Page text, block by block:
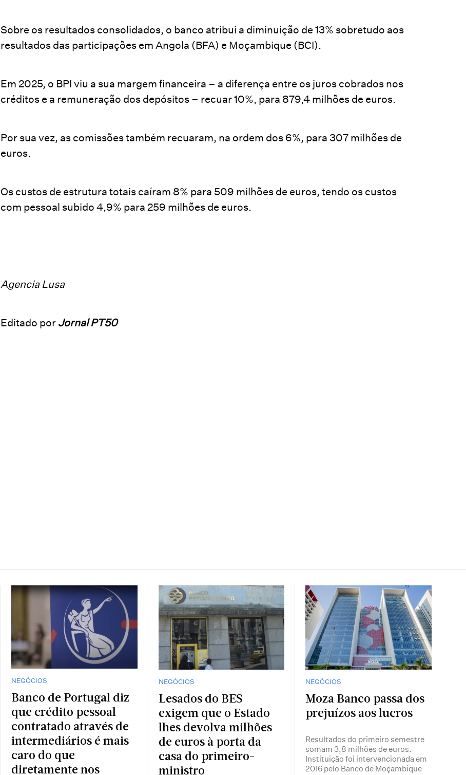
Sobre os resultados consolidados, o banco atribui a diminuição de 13% sobretudo aos
resultados das participações em Angola (BFA) e Moçambique (BCI).
Em 2025, o BPI viu a sua margem financeira – a diferença entre os juros cobrados nos
créditos e a remuneração dos depósitos – recuar 10%, para 879,4 milhões de euros.
Por sua vez, as comissões também recuaram, na ordem dos 6%, para 307 milhões de
euros.
Os custos de estrutura totais caíram 8% para 509 milhões de euros, tendo os custos
com pessoal subido 4,9% para 259 milhões de euros.
Agencia Lusa
Editado por Jornal PT50
NEGÓCIOS
Banco de Portugal diz
que crédito pessoal
contratado através de
intermediários é mais
caro do que
diretamente nos
NEGÓCIOS
Lesados do BES
exigem que o Estado
lhes devolva milhões
de euros à porta da
casa do primeiro-
ministro
NEGÓCIOS
Moza Banco passa dos
prejuízos aos lucros
Resultados do primeiro semestre
somam 3,8 milhões de euros.
Instituição foi intervencionada em
2016 pelo Banco de Moçambique